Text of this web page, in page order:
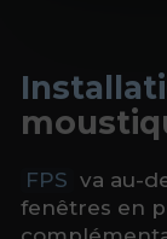
FPS va au-
fenêtres en